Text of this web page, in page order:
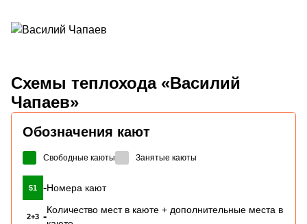
Схемы теплохода «Василий
Чапаев»
Обозначения кают
Свободные каюты Занятые каюты
51 -Номера кают
2+3 -
Количество мест в каюте + дополнительные места в